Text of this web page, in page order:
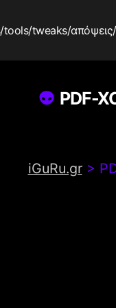
/tools/tweaks/απόψεις
PDF-
iGuRu.gr>